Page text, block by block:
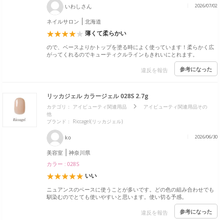
いわしさん 2026/07/02
ネイルサロン 北海道
薄くて柔らかい
ので、ベースよりかトップを塗る時によく使っています！柔らかく広
がってくれるのでキューティクルラインもきれいにとれます。
違反を報告 参考になった
リッカジェル カラージェル 028S 2.7g
カテゴリ： アイビューティ関連用品
アイビューティ関連用品その
他
ブランド： Riccagel(リッカジェル)
ko 2026/06/30
美容室
神奈川県
カラー : 028S
いい
ニュアンスのベースに使うことが多いです。どの色の組み合わせでも
馴染むのでとても使いやすいと思います。使い切る予感。
違反を報告 参考になった